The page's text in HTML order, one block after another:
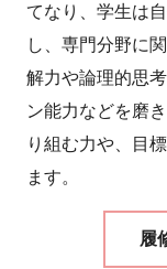
てなり、学生は
し、専門分野に
解力や論理的思
ン能力などを磨
り組む力や、目
ます。
履